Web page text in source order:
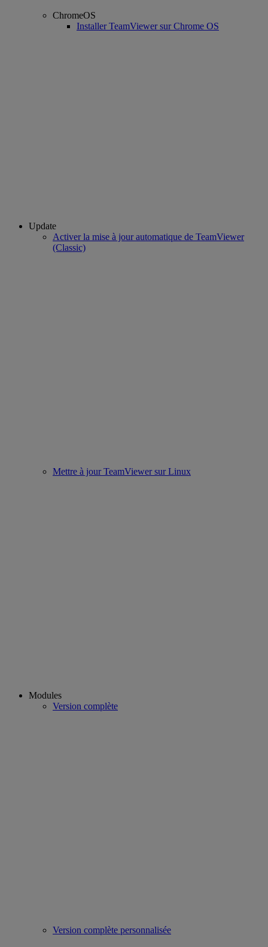
ChromeOS
Installer TeamViewer sur Chrome OS
Update
Activer la mise à jour automatique de TeamViewer
(Classic)
Mettre à jour TeamViewer sur Linux
Modules
Version complète
Version complète personnalisée